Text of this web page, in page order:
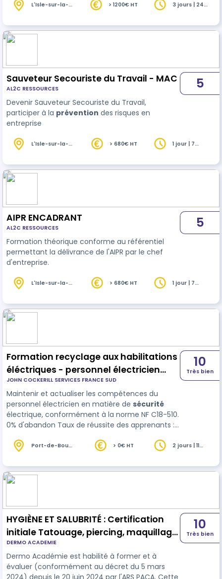
sereinement.
L'Isle-sur-la-
> 1200€ HT
3 jours | 24
Sauveteur Secouriste du Travail - MAC
AL2C RESSOURCES
Devenir Sauveteur Secouriste du Travail,
participer à la prévention des risques en
entreprise
5
L'Isle-sur-la-
> 680€ HT
1 jour | 7
AIPR ENCADRANT
AL2C RESSOURCES
Formation théorique conforme au référentiel
permettant la délivrance de l'AIPR par le chef
d'entreprise.
5
L'Isle-sur-la-
> 680€ HT
1 jour | 7
Formation recyclage aux habilitations
éléctriques - personnel électricien
HT/BT
JOHN COCKERILL SERVICES FRANCE SUD
Maintenir et actualiser les compétences du
personnel électricien en matière de sécurité
électrique, conformément à la norme NF C18-510.
0% d'abandon Taux de réussite des apprenants :
10
Très bien
Port-de-Bouc
> 0€ HT
2 jours | 11
HYGIÈNE ET SALUBRITÉ : Certification
initiale Tatouage, piercing, maquillage
permanent
DERMO ACADEMIE
Dermo Académie est habilité à former et à
évaluer (conformément au décret du 5 mars
2024) depuis le 20 juin 2024 par l'ARS PACA. Cette
10
Très bien